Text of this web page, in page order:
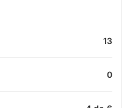
13
0